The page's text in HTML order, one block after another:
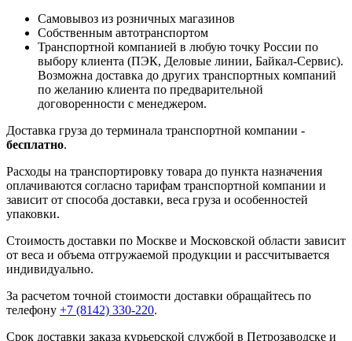
Самовывоз из розничных магазинов
Собственным автотранспортом
Транспортной компанией в любую точку России по
выбору клиента (ПЭК, Деловые линии, Байкал-Сервис).
Возможна доставка до других транспортных компаний
по желанию клиента по предварительной
договоренности с менеджером.
Доставка груза до терминала транспортной компании -
бесплатно.
Расходы на транспортировку товара до пункта назначения
оплачиваются согласно тарифам транспортной компании и
зависит от способа доставки, веса груза и особенностей
упаковки.
Стоимость доставки по Москве и Московской области зависит
от веса и объема отгружаемой продукции и рассчитывается
индивидуально.
За расчетом точной стоимости доставки обращайтесь по
телефону +7 (8142) 330-220.
Срок доставки заказа курьерской службой в Петрозаводске и